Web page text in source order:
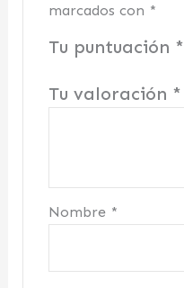
marcados con *
Tu puntuación *
Tu valoración *
Nombre *